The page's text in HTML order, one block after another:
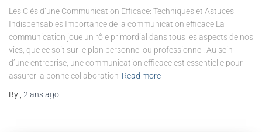
Les Clés d’une Communication Efficace: Techniques et Astuces
Indispensables Importance de la communication efficace La
communication joue un rôle primordial dans tous les aspects de nos
vies, que ce soit sur le plan personnel ou professionnel. Au sein
d’une entreprise, une communication efficace est essentielle pour
assurer la bonne collaboration Read more
By 2 ansago